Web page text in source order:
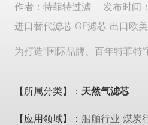
作者：特菲特过滤 发布时间
进口替代滤芯 GF滤芯 出口欧
为打造“国际品牌、百年特菲特”
【所属分类】： 天然气滤芯
【应用领域】： 船舶行业 煤炭